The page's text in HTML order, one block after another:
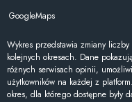
GoogleMaps
Wykres przedstawia zmiany
kolejnych okresach. Dane
różnych serwisach opinii,
użytkowników na każdej z
okres, dla którego dostępne były